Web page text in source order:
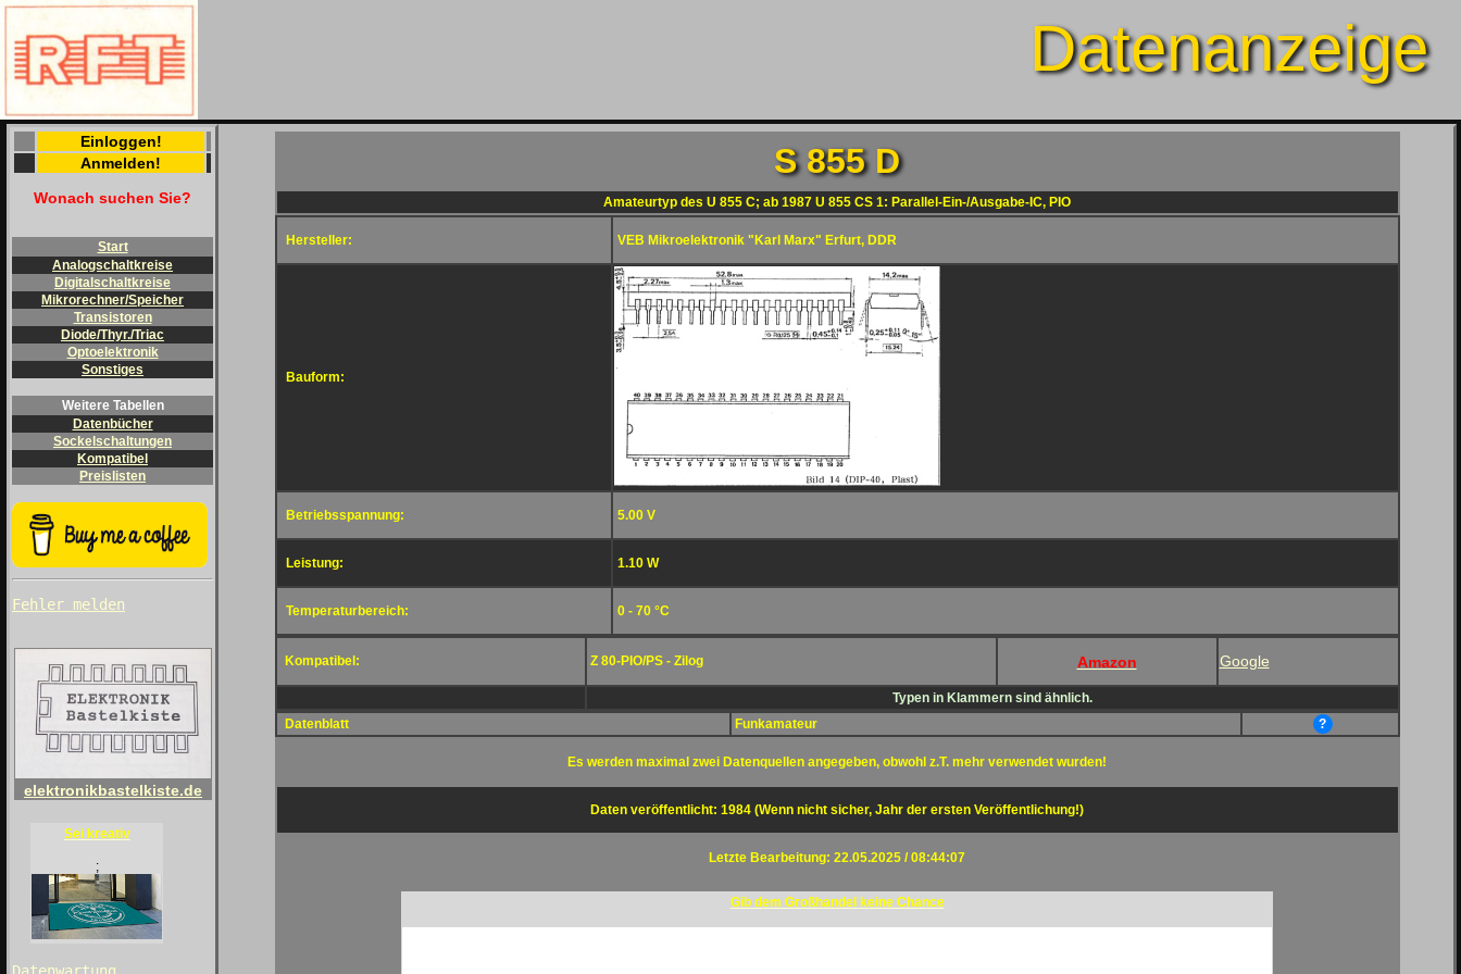
Datenanzeige
Einloggen!
Anmelden!
Wonach suchen Sie?
Start
Analogschaltkreise
Digitalschaltkreise
Mikrorechner/Speicher
Transistoren
Diode/Thyr./Triac
Optoelektronik
Sonstiges
Weitere Tabellen
Datenbücher
Sockelschaltungen
Kompatibel
Preislisten
Fehler melden
elektronikbastelkiste.de
Sei kreativ
;
S 855 D
Amateurtyp des U 855 C; ab 1987 U 855 CS 1: Parallel-Ein-/Ausgabe-IC, PIO
Hersteller: VEB Mikroelektronik "Karl Marx" Erfurt, DDR
Bauform:
Betriebsspannung: 5.00 V
Leistung: 1.10 W
Temperaturbereich: 0 - 70 °C
Kompatibel: Z 80-PIO/PS - Zilog Amazon Google
Typen in Klammern sind ähnlich.
Datenblatt
Funkamateur ?
Es werden maximal zwei Datenquellen angegeben, obwohl z.T. mehr verwendet wurden!
Daten veröffentlicht: 1984 (Wenn nicht sicher, Jahr der ersten Veröffentlichung!)
Letzte Bearbeitung: 22.05.2025 / 08:44:07
Gib dem Großhandel keine Chance